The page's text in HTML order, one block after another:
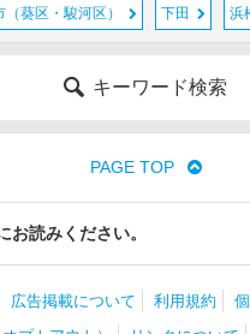
（葵区・駿河区） 下田 浜
キーワード検索
PAGE TOP
お読みください。
広告掲載について 利用規約